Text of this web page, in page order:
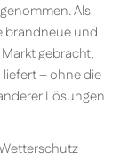
Als
brandneue und
gebracht,
– ohne die
Lösungen